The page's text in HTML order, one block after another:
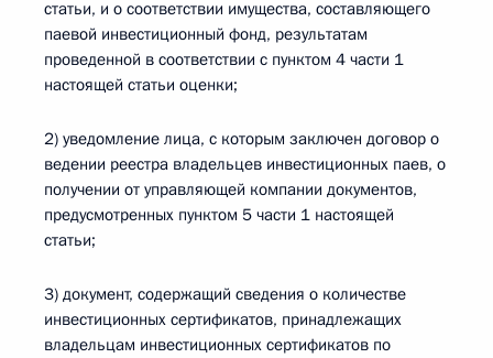
статьи, и о соответствии имущества, составляющего
паевой инвестиционный фонд, результатам
проведенной в соответствии с пунктом 4 части 1
настоящей статьи оценки;
2) уведомление лица, с которым заключен договор о
ведении реестра владельцев инвестиционных паев, о
получении от управляющей компании документов,
предусмотренных пунктом 5 части 1 настоящей
статьи;
3) документ, содержащий сведения о количестве
инвестиционных сертификатов, принадлежащих
владельцам инвестиционных сертификатов по